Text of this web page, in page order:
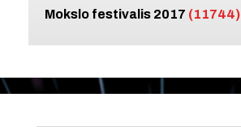
Mokslo festivalis 2017 (11744)